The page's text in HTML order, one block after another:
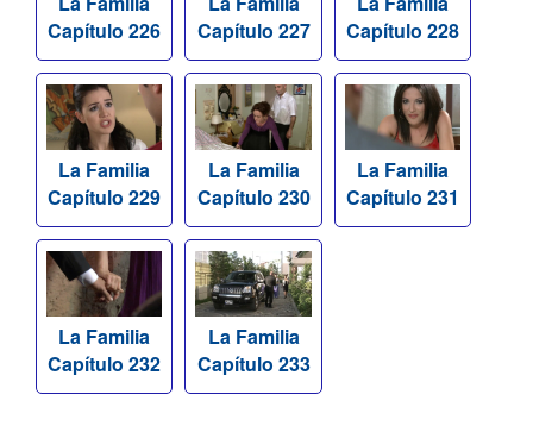
Capítulo 226
Capítulo 227
Capítulo 228
La Familia
Capítulo 229
La Familia
Capítulo 230
La Familia
Capítulo 231
La Familia
Capítulo 232
La Familia
Capítulo 233